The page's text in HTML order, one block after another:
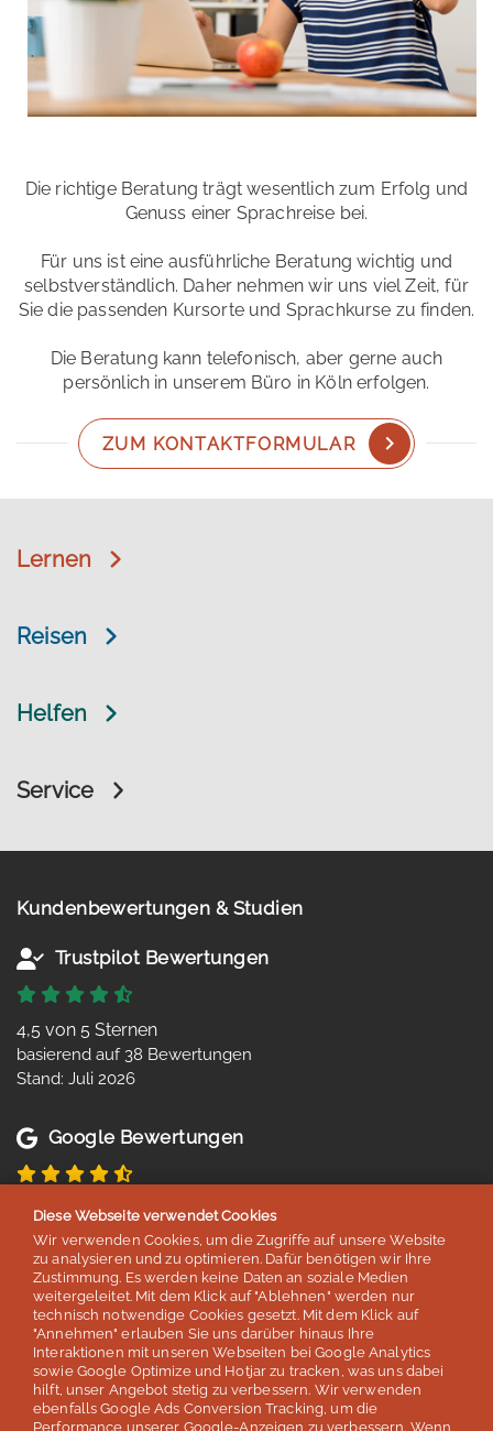
Die richtige Beratung trägt wesentlich zum Erfolg und
Genuss einer Sprachreise bei.
Für uns ist eine ausführliche Beratung wichtig und
selbstverständlich. Daher nehmen wir uns viel Zeit, für
Sie die passenden Kursorte und Sprachkurse zu finden.
Die Beratung kann telefonisch, aber gerne auch
persönlich in unserem Büro in Köln erfolgen.
ZUM KONTAKTFORMULAR
Lernen
Reisen
Helfen
Service
Kundenbewertungen & Studien
Trustpilot Bewertungen
4,5 von 5 Sternen
basierend auf 38 Bewertungen
Stand: Juli 2026
Google Bewertungen
4,8 von 5 Sternen
basierend auf 254 Bewertungen
Stand: Juli 2026
Top 5
der deutschen Sprachreisenveranstalter
laut Studie „Berufliche Weiterbildung 2026” des SZ Instituts
derSüddeutschen Zeitung
Diese Webseite verwendet Cookies
Wir verwenden Cookies, um die Zugriffe auf unsere Website
zu analysieren und zu optimieren. Dafür benötigen wir Ihre
Zustimmung. Es werden keine Daten an soziale Medien
weitergeleitet. Mit dem Klick auf "Ablehnen" werden nur
technisch notwendige Cookies gesetzt. Mit dem Klick auf
"Annehmen" erlauben Sie uns darüber hinaus Ihre
Interaktionen mit unseren Webseiten bei Google Analytics
sowie Google Optimize und Hotjar zu tracken, was uns dabei
hilft, unser Angebot stetig zu verbessern. Wir verwenden
ebenfalls Google Ads Conversion Tracking, um die
Performance unserer Google-Anzeigen zu verbessern. Wenn